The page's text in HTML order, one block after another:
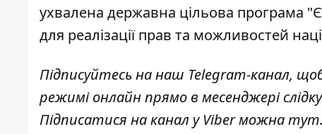
ухвалена державна цільова програма
для реалізації прав та можливостей
Підписуйтесь на наш Telegram-канал,
режимі онлайн прямо в месенджері
Підписатися на канал у Viber можнатут.